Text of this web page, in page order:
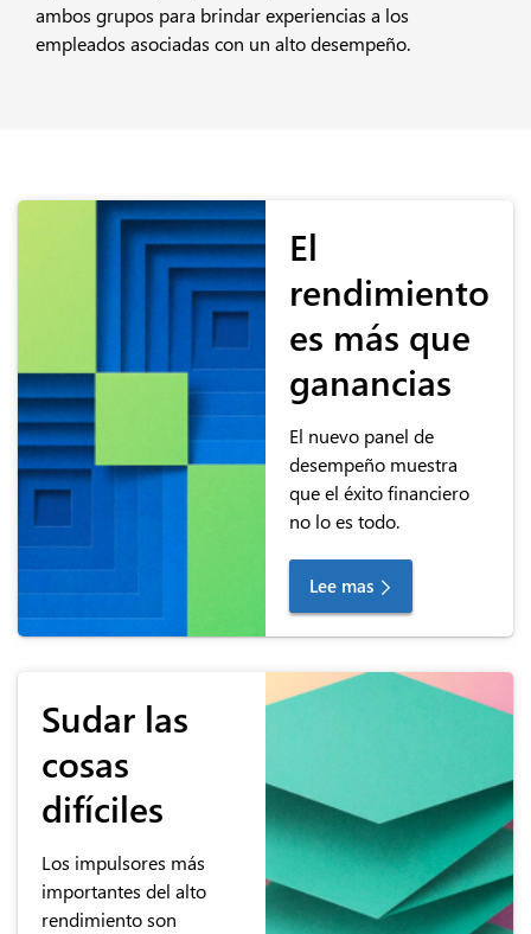
ambos grupos para brindar experiencias a los
empleados asociadas con un alto desempeño.
El
rendimiento
es más que
ganancias
El nuevo panel de
desempeño muestra
que el éxito financiero
no lo es todo.
Lee mas
Sudar las
cosas
difíciles
Los impulsores más
importantes del alto
rendimiento son